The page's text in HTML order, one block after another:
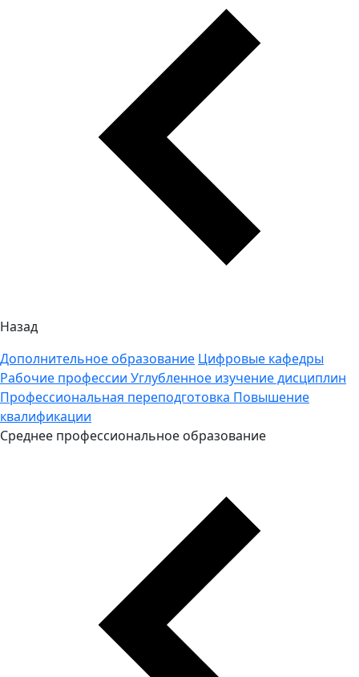
Назад
Дополнительное образование Цифровые кафедры
Рабочие профессии Углубленное изучение дисциплин
Профессиональная переподготовка Повышение
квалификации
Среднее профессиональное образование